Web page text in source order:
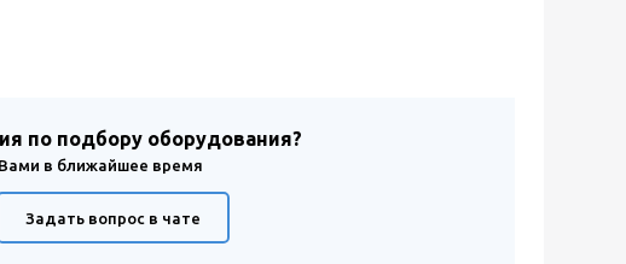
по подбору оборудования?
в ближайшее время
Задать вопрос в чате